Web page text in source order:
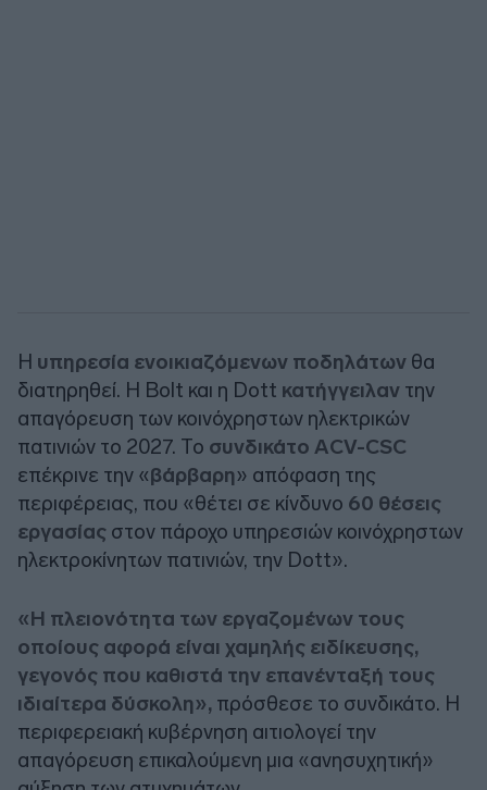
Η υπηρεσία ενοικιαζόμενων ποδηλάτων θα
διατηρηθεί. Η Bolt και η Dott κατήγγειλαν την
απαγόρευση των κοινόχρηστων ηλεκτρικών
πατινιών το 2027. Το συνδικάτο ACV-CSC
επέκρινε την «βάρβαρη» απόφαση της
περιφέρειας, που «θέτει σε κίνδυνο 60 θέσεις
εργασίας στον πάροχο υπηρεσιών κοινόχρηστων
ηλεκτροκίνητων πατινιών, την Dott».
«Η πλειονότητα των εργαζομένων τους
οποίους αφορά είναι χαμηλής ειδίκευσης,
γεγονός που καθιστά την επανένταξή τους
ιδιαίτερα δύσκολη», πρόσθεσε το συνδικάτο. Η
περιφερειακή κυβέρνηση αιτιολογεί την
απαγόρευση επικαλούμενη μια «ανησυχητική»